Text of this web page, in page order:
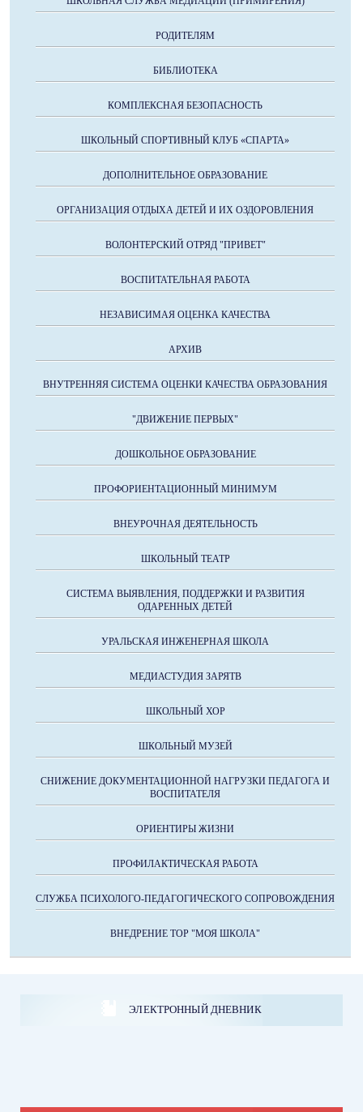
РОДИТЕЛЯМ
БИБЛИОТЕКА
КОМПЛЕКСНАЯ БЕЗОПАСНОСТЬ
ШКОЛЬНЫЙ СПОРТИВНЫЙ КЛУБ «СПАРТА»
ДОПОЛНИТЕЛЬНОЕ ОБРАЗОВАНИЕ
ОРГАНИЗАЦИЯ ОТДЫХА ДЕТЕЙ И ИХ ОЗДОРОВЛЕНИЯ
ВОЛОНТЕРСКИЙ ОТРЯД "ПРИВЕТ"
ВОСПИТАТЕЛЬНАЯ РАБОТА
НЕЗАВИСИМАЯ ОЦЕНКА КАЧЕСТВА
АРХИВ
ВНУТРЕННЯЯ СИСТЕМА ОЦЕНКИ КАЧЕСТВА ОБРАЗОВАНИЯ
"ДВИЖЕНИЕ ПЕРВЫХ"
ДОШКОЛЬНОЕ ОБРАЗОВАНИЕ
ПРОФОРИЕНТАЦИОННЫЙ МИНИМУМ
ВНЕУРОЧНАЯ ДЕЯТЕЛЬНОСТЬ
ШКОЛЬНЫЙ ТЕАТР
СИСТЕМА ВЫЯВЛЕНИЯ, ПОДДЕРЖКИ И РАЗВИТИЯ
ОДАРЕННЫХ ДЕТЕЙ
УРАЛЬСКАЯ ИНЖЕНЕРНАЯ ШКОЛА
МЕДИАСТУДИЯ ЗАРЯТВ
ШКОЛЬНЫЙ ХОР
ШКОЛЬНЫЙ МУЗЕЙ
СНИЖЕНИЕ ДОКУМЕНТАЦИОННОЙ НАГРУЗКИ ПЕДАГОГА И
ВОСПИТАТЕЛЯ
ОРИЕНТИРЫ ЖИЗНИ
ПРОФИЛАКТИЧЕСКАЯ РАБОТА
СЛУЖБА ПСИХОЛОГО-ПЕДАГОГИЧЕСКОГО СОПРОВОЖДЕНИЯ
ВНЕДРЕНИЕ ТОР "МОЯ ШКОЛА"
ЭЛЕКТРОННЫЙ ДНЕВНИК